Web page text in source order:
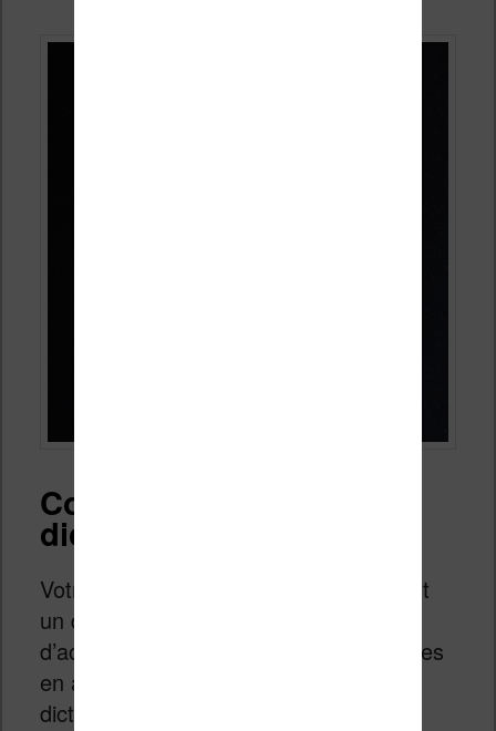
Comment utiliser le
dictionnaire anglais ?
Votre liseuse Kindle possède par défaut
un dictionnaire anglais qui permet
d’accéder à des définitions pour les livres
en anglais sur le même principe que le
dictionnaire français.